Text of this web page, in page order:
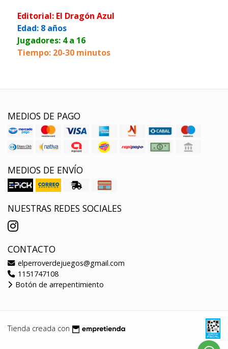
Editorial: El Dragón Azul
Edad: 8 años
Jugadores: 4 a 16
Tiempo: 20-30 minutos
MEDIOS DE PAGO
MEDIOS DE ENVÍO
NUESTRAS REDES SOCIALES
CONTACTO
elperroverdejuegos@gmail.com
1151747108
Botón de arrepentimiento
Tienda creada con